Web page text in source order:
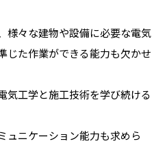
様々な建物や設備に必要な電気
じた作業ができる能力も欠かせ
気工学と施工技術を学び続ける
ュニケーション能力も求めら